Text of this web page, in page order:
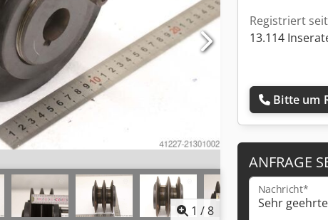
1 /8
Registriert
13.114
Bitte um
ANFRAGE
Nachricht*